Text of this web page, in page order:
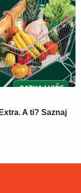
A ti? Saznaj